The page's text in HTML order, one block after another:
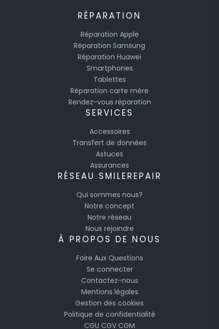
RÉPARATION
Réparation Apple
Réparation Samsung
Réparation Huawei
Smartphones
Tablettes
Réparation carte mère
Rendez-vous réparation
SERVICES
Accessoires
Transfert de données
Astuces
Assurances
RÉSEAU SMILEREPAIR
Qui sommes nous?
Notre concept
Notre réseau
Nous rejoindre
À PROPOS DE NOUS
Foire Aux Questions
Se connecter
Contactez-nous
Mentions légales
Gestion des cookies
Politique de confidentialité
CGU CGV CGM